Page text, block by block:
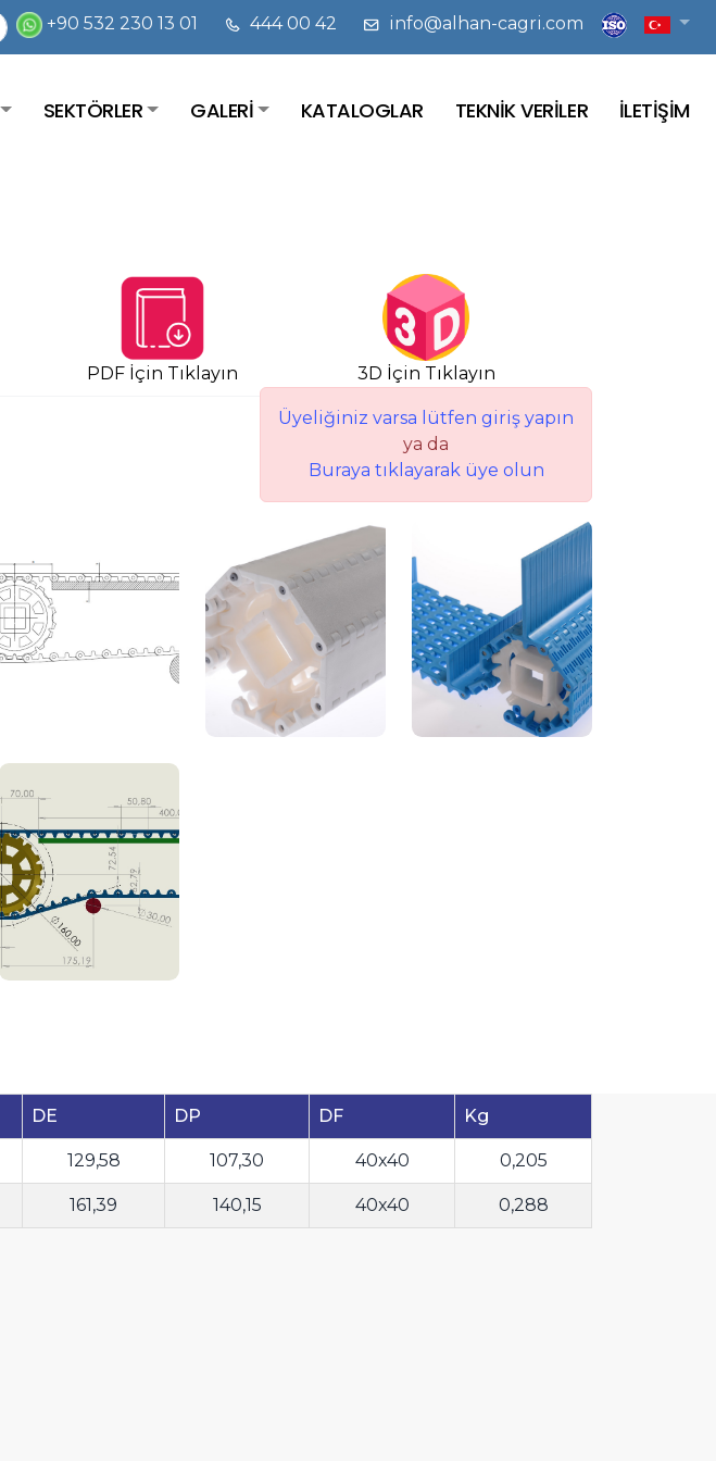
+90 532 230 13 01 444 00 42 info@alhan-cagri.com
SEKTÖRLER GALERİ KATALOGLAR TEKNİK VERİLER İLETİŞİM
3D İçin Tıklayın
Üyeliğiniz varsa lütfen giriş yapın
ya da
Buraya tıklayarak üye olun
PDF İçin Tıklayın
DE DP DF Kg
129,58 107,30 40x40 0,205
161,39 140,15 40x40 0,288